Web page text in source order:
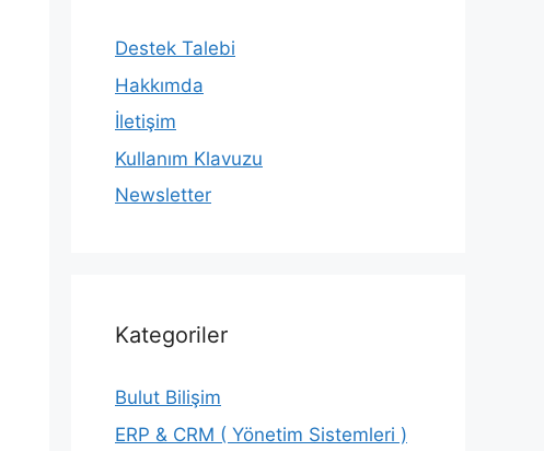
Destek Talebi
Hakkımda
İletişim
Kullanım Klavuzu
Newsletter
Kategoriler
Bulut Bilişim
ERP & CRM ( Yönetim Sistemleri )